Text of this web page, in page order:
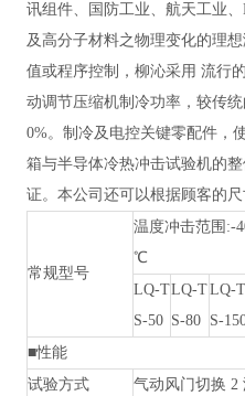
讯组件、国防工业、航天工业、
及高分子材料之物理变化的理
值或程序控制，柳沁采用 流行
动调节压缩机制冷功率，较传
0%。制冷及电控关键零配件，
箱与半导体冷热冲击试验机的
证。本公司还可以根据顾客的尺
常规型号
温度冲击范围 :-
℃
LQ-T
S-50
LQ-T
S-80
LQ-T
S-
■性能
试验方式
气动风门切换 2